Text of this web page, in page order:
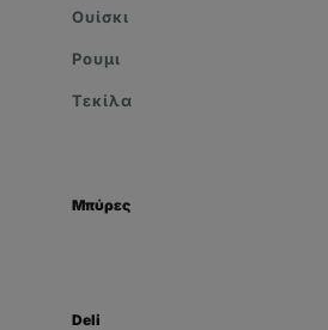
Ουίσκι
Ρουμι
Τεκίλα
Μπύρες
Deli